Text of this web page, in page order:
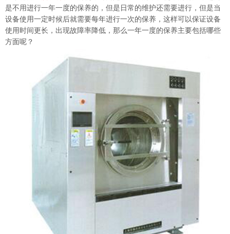
是不用进行一年一度的保养的，但是日常的维护还需要进行，但是当
设备使用一定时候后就需要每年进行一次的保养，这样可以保证设备
使用时间更长，出现故障率降低，那么一年一度的保养主要包括哪些
方面呢？